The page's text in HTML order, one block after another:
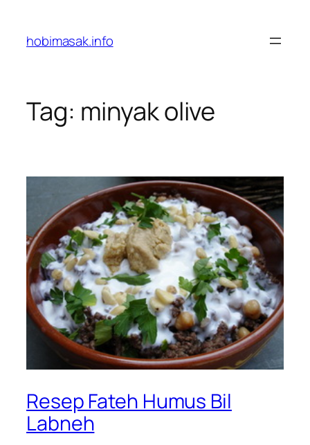
content
hobimasak.info
Tag: minyak olive
Resep Fateh Humus Bil
Labneh